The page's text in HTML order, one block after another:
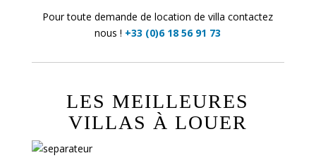
Pour toute demande de location de villa contactez
nous ! +33 (0)6 18 56 91 73
LES MEILLEURES
VILLAS À LOUER